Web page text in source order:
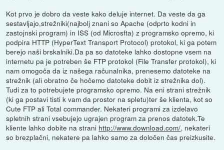
Kot prvo je dobro da veste kako deluje internet. Da veste da ga
sestavljajo,strežniki(najbolj znani so Apache (odprto kodni in
zastojnski program) in ISS (od Microsfta) z programsko opremo, ki
podpira HTTP (HyperText Transport Protocol) protokol, ki ga potem
berejo naši brskalniki.Da pa so datoteke lahko dostopne vsem na
internetu pa je potreben še FTP protokol (File Transfer protokol), ki
nam omogoča da iz našega računalnika, prenesemo datoteke na
strežnik (ali obratno če hočemo datoteke dobit iz strežnika dol).
Tudi za to potrebujete programsko opremo. Na eni strani strežnik
(ki ga postavi tisti k vam da prostor na spletu)ter še klienta, kot so
Cute FTP ali Total commander. Nekateri programi za izdelavo
spletnih strani vsebujejo ugrajen program za prenos datotek.Te
kliente lahko dobite na strani http://www.download.com/, nekateri
so brezplačni, nekatere pa lahko samo za določen čas preizkusite.